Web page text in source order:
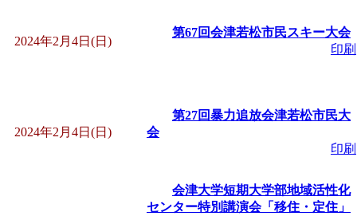
間：2026/08/10～
赤ちゃん子育て講
付期間：2026/08/10～
赤ちゃん子育て講
付期間：2026/08/10～
2024年2月4日(日)
第67回会津若松市民スキー大会
印刷
2024年2月4日(日)
第27回暴力追放会津若松市民大
会
印刷
会津大学短期大学部地域活性化
センター特別講演会「移住・定住」